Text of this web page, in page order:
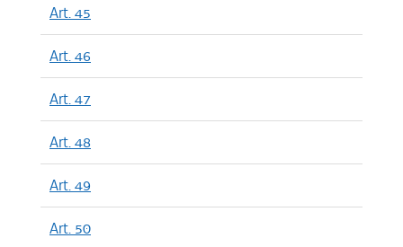
Art. 45
Art. 46
Art. 47
Art. 48
Art. 49
Art. 50